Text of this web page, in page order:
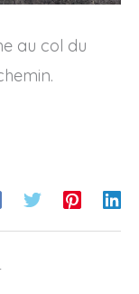
au col du